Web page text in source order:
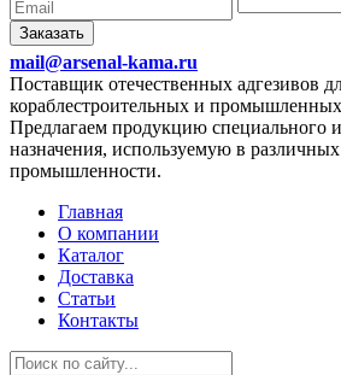
Заказать
mail@arsenal-kama.ru
Поставщик отечественных адгезивов
кораблестроительных и
Предлагаем продукцию специального
назначения, используемую в различных
промышленности.
Главная
О компании
Каталог
Доставка
Статьи
Контакты